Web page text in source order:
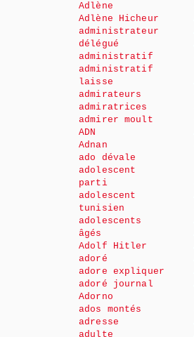
Adlène
Adlène Hicheur
administrateur
délégué
administratif
administratif
laisse
admirateurs
admiratrices
admirer moult
ADN
Adnan
ado dévale
adolescent
parti
adolescent
tunisien
adolescents
âgés
Adolf Hitler
adoré
adore expliquer
adoré journal
Adorno
ados montés
adresse
adulte